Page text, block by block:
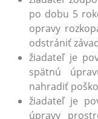
po dobu 5
opravy
odstrániť
žiadateľ je
spätnú
nahradiť
žiadateľ je
úpravy